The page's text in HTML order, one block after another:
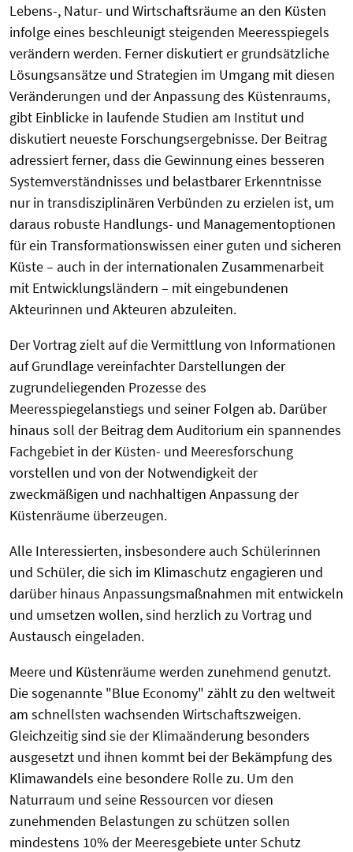
Lebens-, Natur- und Wirtschaftsräume an den Küsten
infolge eines beschleunigt steigenden Meeresspiegels
verändern werden. Ferner diskutiert er grundsätzliche
Lösungsansätze und Strategien im Umgang mit diesen
Veränderungen und der Anpassung des Küstenraums,
gibt Einblicke in laufende Studien am Institut und
diskutiert neueste Forschungsergebnisse. Der Beitrag
adressiert ferner, dass die Gewinnung eines besseren
Systemverständnisses und belastbarer Erkenntnisse
nur in transdisziplinären Verbünden zu erzielen ist, um
daraus robuste Handlungs- und Managementoptionen
für ein Transformationswissen einer guten und sicheren
Küste – auch in der internationalen Zusammenarbeit
mit Entwicklungsländern – mit eingebundenen
Akteurinnen und Akteuren abzuleiten.
Der Vortrag zielt auf die Vermittlung von Informationen
auf Grundlage vereinfachter Darstellungen der
zugrundeliegenden Prozesse des
Meeresspiegelanstiegs und seiner Folgen ab. Darüber
hinaus soll der Beitrag dem Auditorium ein spannendes
Fachgebiet in der Küsten- und Meeresforschung
vorstellen und von der Notwendigkeit der
zweckmäßigen und nachhaltigen Anpassung der
Küstenräume überzeugen.
Alle Interessierten, insbesondere auch Schülerinnen
und Schüler, die sich im Klimaschutz engagieren und
darüber hinaus Anpassungsmaßnahmen mit entwickeln
und umsetzen wollen, sind herzlich zu Vortrag und
Austausch eingeladen.
Meere und Küstenräume werden zunehmend genutzt.
Die sogenannte "Blue Economy" zählt zu den weltweit
am schnellsten wachsenden Wirtschaftszweigen.
Gleichzeitig sind sie der Klimaänderung besonders
ausgesetzt und ihnen kommt bei der Bekämpfung des
Klimawandels eine besondere Rolle zu. Um den
Naturraum und seine Ressourcen vor diesen
zunehmenden Belastungen zu schützen sollen
mindestens 10% der Meeresgebiete unter Schutz